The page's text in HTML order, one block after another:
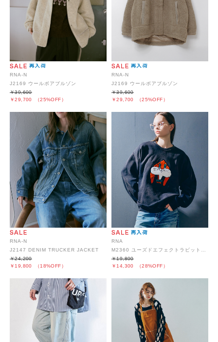
RNA-N
J2169 ウールボアブルゾン
￥29,700 （25%OFF）
￥39,600
RNA-N
J2169 ウールボアブルゾン
￥29,700 （25%OFF）
￥39,600
RNA-N
J2147 DENIM TRUCKER JACKET
￥19,800 （18%OFF）
￥24,200
RNA
M2360 ユーズドエフェクトラビットトレーナー
￥14,300 （28%OFF）
￥19,800